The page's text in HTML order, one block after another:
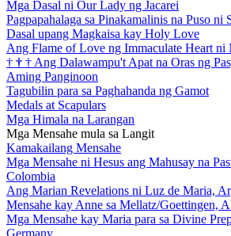
Mga Dasal ni Our Lady ng Jacarei
Pagpapahalaga sa Pinakamalinis na Puso ni
Dasal upang Magkaisa kay Holy Love
Ang Flame of Love ng Immaculate Heart ni
† † † Ang Dalawampu't Apat na Oras ng
Aming Panginoon
Tagubilin para sa Paghahanda ng Gamot
Medals at Scapulars
Mga Himala na Larangan
Mga Mensahe mula sa Langit
Kamakailang Mensahe
Mga Mensahe ni Hesus ang Mahusay na
Colombia
Ang Marian Revelations ni Luz de Maria,
Mensahe kay Anne sa Mellatz/Goettingen,
Mga Mensahe kay Maria para sa Divine
Germany